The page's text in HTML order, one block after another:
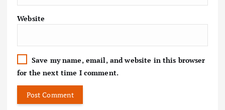
Website
Save my name, email, and website in this browser
for the next time I comment.